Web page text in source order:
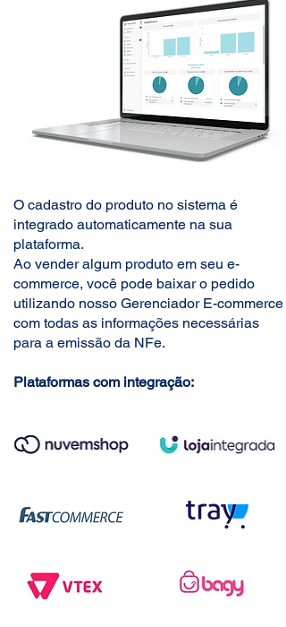
O cadastro do produto no sistema é
integrado automaticamente na sua
plataforma.
Ao vender algum produto em seu e-
commerce, você pode baixar o pedido
utilizando nosso Gerenciador E-commerce
com todas as informações necessárias
para a emissão da NFe.
Plataformas com integração: